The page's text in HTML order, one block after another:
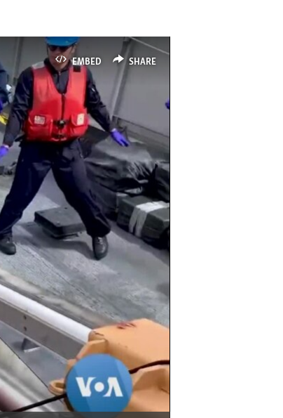
EMBED SHARE